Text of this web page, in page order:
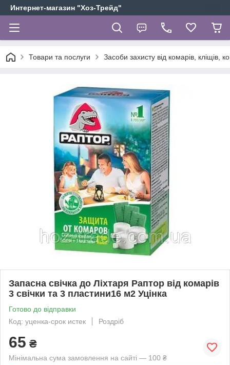
Интернет-магазин "Хоз-Трейд"
Товари та послуги Засоби захисту від комарів, кліщів,
Запасна свічка до Ліхтаря Раптор від комарів
3 свічки та 3 пластини16 м2 Уцінка
Готово до відправки
Код: уценка-срок истек
Роздріб
65 ₴
Мінімальна сума замовлення на сайті — 100 ₴